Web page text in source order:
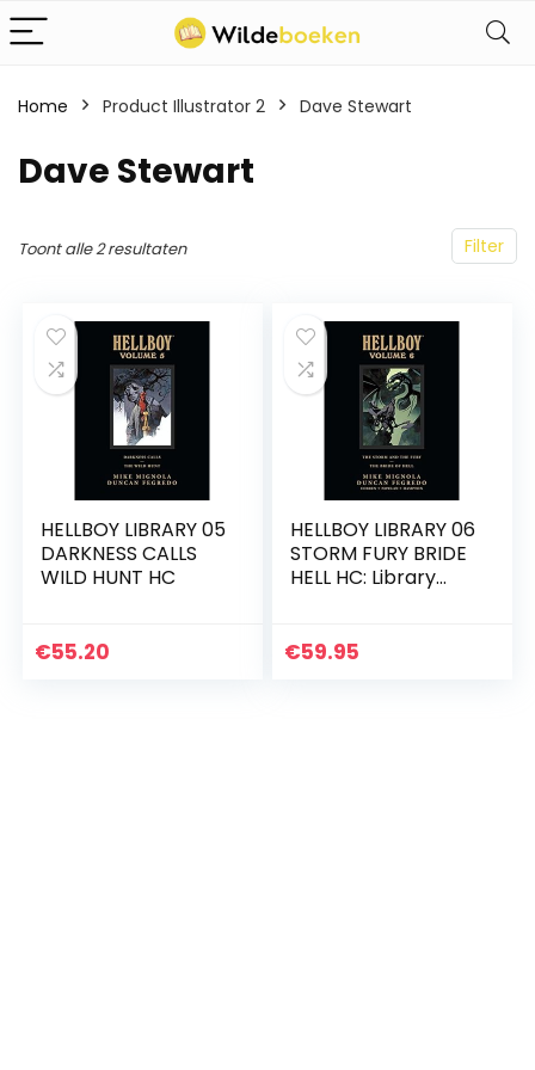
Home Product Illustrator 2 Dave Stewart
Dave Stewart
Filter
Toont alle 2 resultaten
HELLBOY LIBRARY 05
DARKNESS CALLS
WILD HUNT HC
€55.20
HELLBOY LIBRARY 06
STORM FURY BRIDE
HELL HC: Library
€59.95